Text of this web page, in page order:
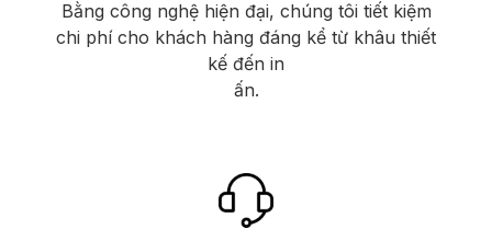
Bằng công nghệ hiện đại, chúng tôi tiết kiệm
chi phí cho khách hàng đáng kể từ khâu thiết
kế đến in
ấn.